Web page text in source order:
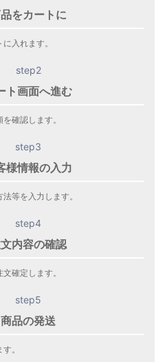
をカートに
入れます。
step2
ト画面へ進む
確認します。
step3
様情報の入力
等を入力します。
step4
内容の確認
確定します。
step5
商品の発送
。